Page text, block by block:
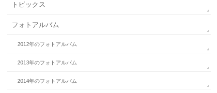
トピックス
フォトアルバム
2012年のフォトアルバム
2013年のフォトアルバム
2014年のフォトアルバム